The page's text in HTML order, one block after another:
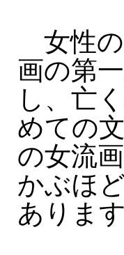
女性の
画の第
し、亡
めての
の女流
かぶほ
あります